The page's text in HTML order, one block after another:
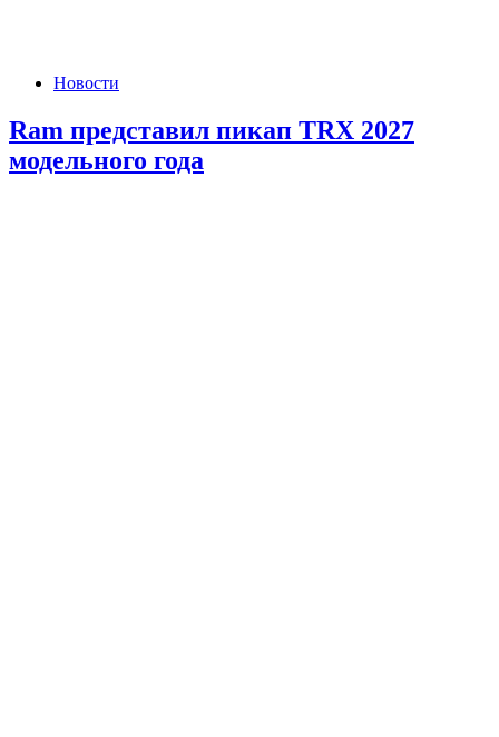
Новости
Ram представил пикап TRX 2027
модельного года